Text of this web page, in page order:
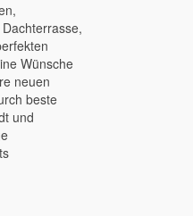
Wünsche
neuen
beste
und